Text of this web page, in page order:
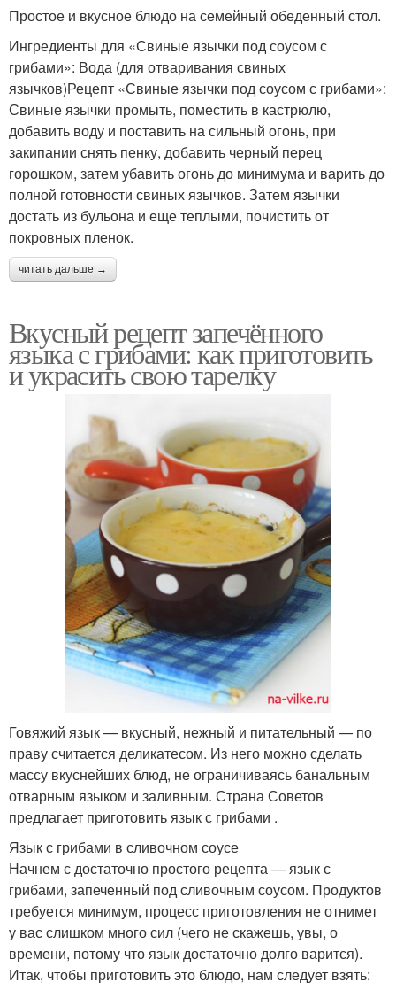
Простое и вкусное блюдо на семейный обеденный стол.
Ингредиенты для «Свиные язычки под соусом с
грибами»: Вода (для отваривания свиных
язычков)Рецепт «Свиные язычки под соусом с грибами»:
Свиные язычки промыть, поместить в кастрюлю,
добавить воду и поставить на сильный огонь, при
закипании снять пенку, добавить черный перец
горошком, затем убавить огонь до минимума и варить до
полной готовности свиных язычков. Затем язычки
достать из бульона и еще теплыми, почистить от
покровных пленок.
читать дальше →
Вкусный рецепт запечённого
языка с грибами: как приготовить
и украсить свою тарелку
Говяжий язык — вкусный, нежный и питательный — по
праву считается деликатесом. Из него можно сделать
массу вкуснейших блюд, не ограничиваясь банальным
отварным языком и заливным. Страна Советов
предлагает приготовить язык с грибами .
Язык с грибами в сливочном соусе
Начнем с достаточно простого рецепта — язык с
грибами, запеченный под сливочным соусом. Продуктов
требуется минимум, процесс приготовления не отнимет
у вас слишком много сил (чего не скажешь, увы, о
времени, потому что язык достаточно долго варится).
Итак, чтобы приготовить это блюдо, нам следует взять: